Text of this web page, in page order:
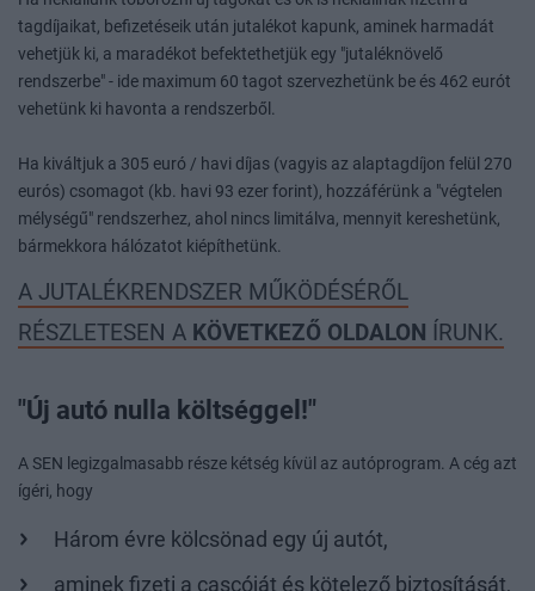
tagdíjaikat, befizetéseik után jutalékot kapunk, aminek harmadát
vehetjük ki, a maradékot befektethetjük egy "jutaléknövelő
rendszerbe" - ide maximum 60 tagot szervezhetünk be és 462 eurót
vehetünk ki havonta a rendszerből.
Ha kiváltjuk a 305 euró / havi díjas (vagyis az alaptagdíjon felül 270
eurós) csomagot (kb. havi 93 ezer forint), hozzáférünk a "végtelen
mélységű" rendszerhez, ahol nincs limitálva, mennyit kereshetünk,
bármekkora hálózatot kiépíthetünk.
A JUTALÉKRENDSZER MŰKÖDÉSÉRŐL
RÉSZLETESEN A KÖVETKEZŐ OLDALON ÍRUNK.
"Új autó nulla költséggel!"
A SEN legizgalmasabb része kétség kívül az autóprogram. A cég azt
ígéri, hogy
Három évre kölcsönad egy új autót,
aminek fizeti a cascóját és kötelező biztosítását,